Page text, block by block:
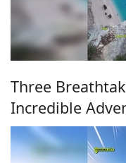
Three
Incredible